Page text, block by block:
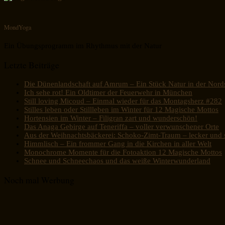
MondYoga
Die Dünenlandschaft auf Amrum – Ein Stück Natur in der
Ich sehe rot! Ein Oldtimer der Feuerwehr in München
Still loving Micoud – Einmal wieder für das Montagsherz #282
Stilles leben oder Stillleben im Winter für 12 Magische Mottos
Hortensien im Winter – Filigran zart und wunderschön!
Das Anaga Gebirge auf Teneriffa – voller verwunschener Orte
Aus der Weihnachtsbäckerei: Schoko-Zimt-Traum – lecker und
Himmlisch – Ein frommer Gang in die Kirchen in aller Welt
Monochrome Momente für die Fotoaktion 12 Magische Mottos
Schnee und Schneechaos und das weiße Winterwunderland